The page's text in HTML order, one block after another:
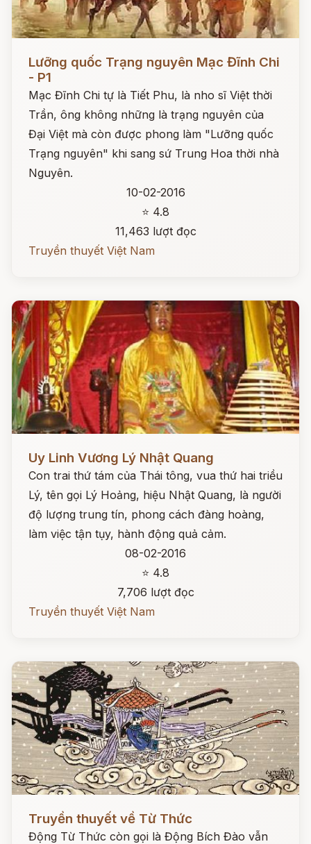
Lưỡng quốc Trạng nguyên Mạc Đĩnh Chi
- P1
Mạc Đĩnh Chi tự là Tiết Phu, là nho sĩ Việt thời
Trần, ông không những là trạng nguyên của
Đại Việt mà còn được phong làm "Lưỡng quốc
Trạng nguyên" khi sang sứ Trung Hoa thời nhà
Nguyên.
10-02-2016
⭐ 4.8
11,463 lượt đọc
Truyền thuyết Việt Nam
Uy Linh Vương Lý Nhật Quang
Con trai thứ tám của Thái tông, vua thứ hai triều
Lý, tên gọi Lý Hoảng, hiệu Nhật Quang, là người
độ lượng trung tín, phong cách đàng hoàng,
làm việc tận tụy, hành động quả cảm.
08-02-2016
⭐ 4.8
7,706 lượt đọc
Truyền thuyết Việt Nam
Đọc ngay
Truyền thuyết về Từ Thức
Động Từ Thức còn gọi là Động Bích Đào vẫn